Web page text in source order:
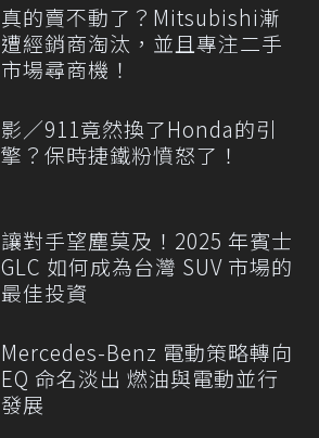
真的賣不動了？Mitsubishi漸
遭經銷商淘汰，並且專注二手
市場尋商機！
影／911竟然換了Honda的引
擎？保時捷鐵粉憤怒了！
讓對手望塵莫及！2025 年賓士
GLC 如何成為台灣 SUV 市場的
最佳投資
Mercedes-Benz 電動策略轉向
EQ 命名淡出 燃油與電動並行
發展